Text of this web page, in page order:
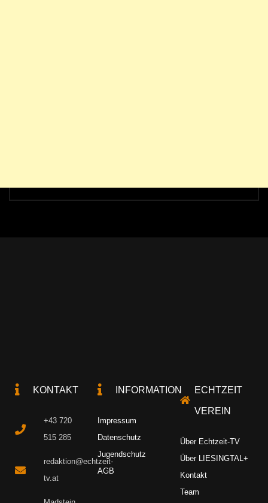
KONTAKT
+43 720
515 285
redaktion@echtzeit-
tv.at
INFORMATION
Impressum
Datenschutz
Jugendschutz
AGB
ECHTZEIT
VEREIN
Über Echtzeit-TV
Über LIESINGTAL+
Kontakt
Team